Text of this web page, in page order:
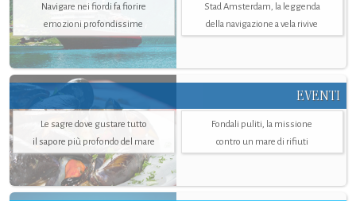
Navigare nei fiordi fa fiorire
emozioni profondissime
Stad Amsterdam, la leggenda
della navigazione a vela rivive
EVENTI
Le sagre dove gustare tutto
il sapore più profondo del mare
Fondali puliti, la missione
contro un mare di rifiuti